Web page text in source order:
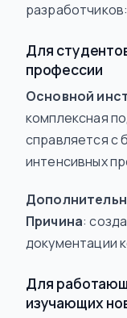
разработчиков:
Для
профессии
Основной
комплексная
справляется
интенсивных
Причина:
документации
Для
изучающих